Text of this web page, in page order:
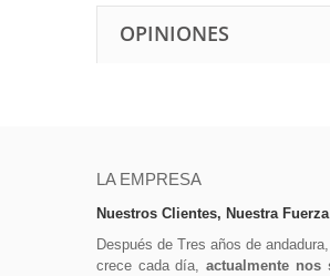
OPINIONES
LA EMPRESA
Nuestros Clientes, Nuestra Fuerza
Después de Tres años de
crece cada día,actualmente nos